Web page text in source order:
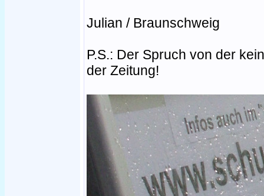
Julian / Braunschweig
P.S.: Der Spruch von der
der Zeitung!